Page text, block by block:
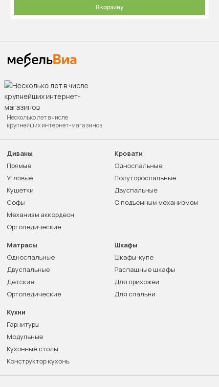
В корзину
Несколько лет в числе
крупнейших интернет-магазинов
Диваны
Прямые
Угловые
Кушетки
Софы
Механизм аккордеон
Ортопедические
Кровати
Односпальные
Полутороспальные
Двуспальные
С подъемным механизмом
Матрасы
Односпальные
Двуспальные
Детские
Ортопедические
Шкафы
Шкафы-купе
Распашные шкафы
Для прихожей
Для спальни
Кухни
Гарнитуры
Модульные
Кухонные столы
Конструктор кухонь